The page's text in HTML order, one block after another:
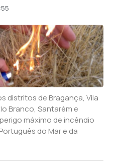
distritos de Bragança, Vila
Branco, Santarém e
máximo de incêndio
do Mar e da